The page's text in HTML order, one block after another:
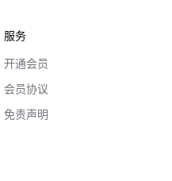
服务
开通会员
会员协议
免责声明